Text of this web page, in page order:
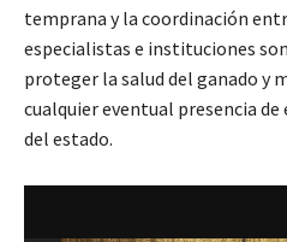
temprana y la coordinación
especialistas e instituciones
proteger la salud del ganado y
cualquier eventual presencia
del estado.